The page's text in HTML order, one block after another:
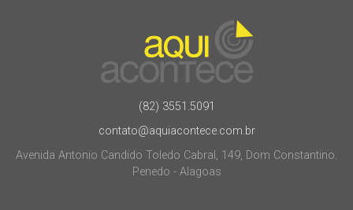
(82) 3551.5091
contato@aquiacontece.com.br
Avenida Antonio Candido Toledo Cabral, 149, Dom Constantino.
Penedo - Alagoas